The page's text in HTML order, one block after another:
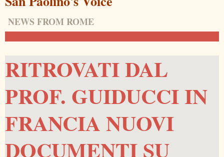
NEWS FROMROME
RITROVATI DAL
PROF. GUIDUCCI IN
FRANCIA NUOVI
DOCUMENTI SU